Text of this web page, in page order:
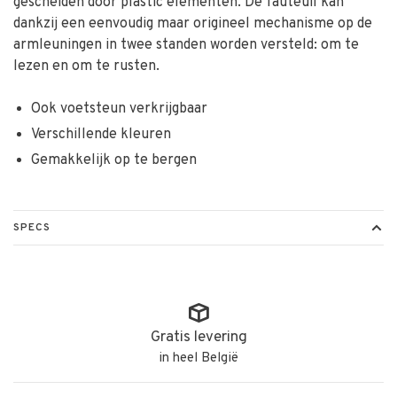
dankzij een eenvoudig maar origineel mechanisme op de
armleuningen in twee standen worden versteld: om te
lezen en om te rusten.
Ook voetsteun verkrijgbaar
Verschillende kleuren
Gemakkelijk op te bergen
SPECS
Gratis levering
in heel België